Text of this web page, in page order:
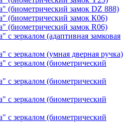
(биометрический замок DZ 888)
(биометрический замок К06)
(биометрический замок R06)
с зеркалом (адаптивная замковая
с зеркалом (умная дверная ручка)
с зеркалом (биометрический
с зеркалом (биометрический
с зеркалом (биометрический
с зеркалом (биометрический